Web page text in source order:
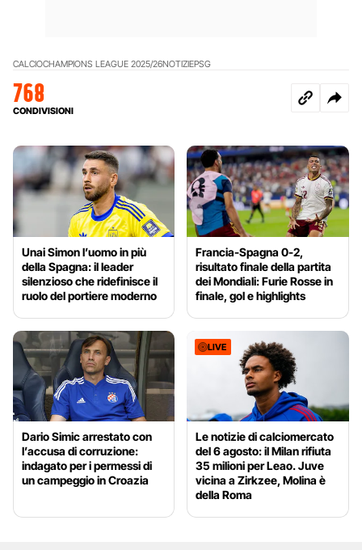
CALCIOCHAMPIONS LEAGUE 2025/26NOTIZIEPSG
768
CONDIVISIONI
Unai Simon l’uomo in più
della Spagna: il leader
silenzioso che ridefinisce il
ruolo del portiere moderno
Francia-Spagna 0-2,
risultato finale della partita
dei Mondiali: Furie Rosse in
finale, gol e highlights
Dario Simic arrestato con
l’accusa di corruzione:
indagato per i permessi di
un campeggio in Croazia
LIVE
Le notizie di calciomercato
del 6 agosto: il Milan rifiuta
35 milioni per Leao. Juve
vicina a Zirkzee, Molina è
della Roma